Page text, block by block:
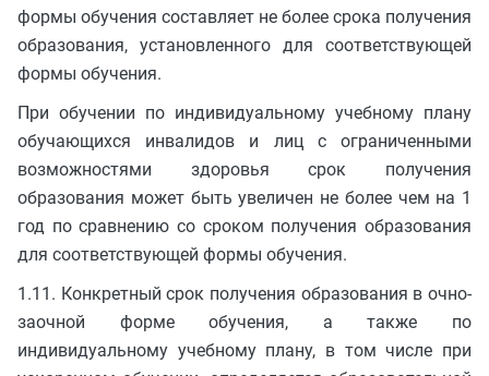
формы обучения составляет не более срока получения
образования, установленного для соответствующей
формы обучения.
При обучении по индивидуальному учебному плану
обучающихся инвалидов и лиц с ограниченными
возможностями здоровья срок получения
образования может быть увеличен не более чем на 1
год по сравнению со сроком получения образования
для соответствующей формы обучения.
1.11. Конкретный срок получения образования в очно-
заочной форме обучения, а также по
индивидуальному учебному плану, в том числе при